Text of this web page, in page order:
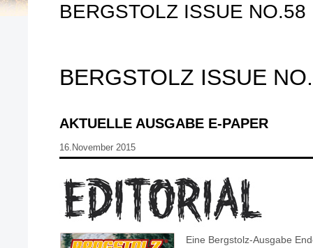
BERGSTOLZ ISSUE NO.58
BERGSTOLZ ISSUE
AKTUELLE AUSGABE E-PAPER
16.November 2015
Eine Bergstolz-Ausgabe